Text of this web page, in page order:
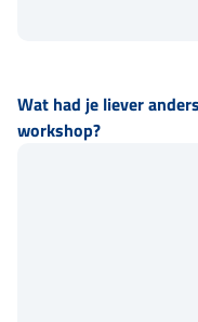
Wat had je liever
workshop?